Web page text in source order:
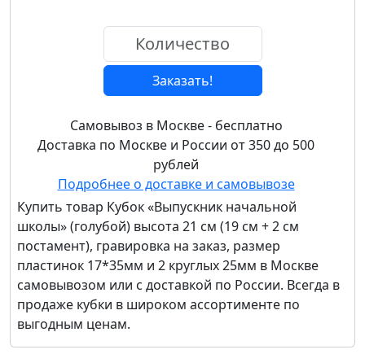
Заказать!
Самовывоз в Москве - бесплатно
Доставка по Москве и России от 350 до 500
рублей
Подробнее о доставке и самовывозе
Купить товар Кубок «Выпускник начальной
школы» (голубой) высота 21 см (19 см + 2 см
постамент), гравировка на заказ, размер
пластинок 17*35мм и 2 круглых 25мм в Москве
самовывозом или с доставкой по России. Всегда в
продаже кубки в широком ассортименте по
выгодным ценам.